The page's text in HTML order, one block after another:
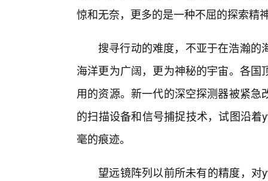
惊和无奈，更多的是一种不屈的探索精
搜寻行动的难度，不亚于在浩瀚的
海洋更为广阔，更为神秘的宇宙。各
用的资源。新一代的深空探测器被紧
的扫描设备和信号捕捉技术，试图沿
毫的痕迹。
望远镜阵列以前所未有的精度，